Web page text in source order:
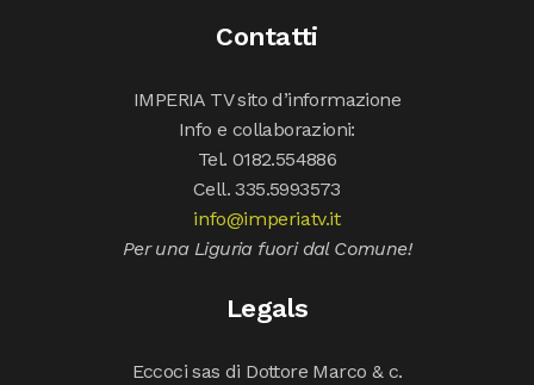
Contatti
IMPERIA TV sito d’informazione
Info e collaborazioni:
Tel. 0182.554886
Cell. 335.5993573
info@imperiatv.it
Per una Liguria fuori dal Comune!
Legals
Eccoci sas di Dottore Marco & c.